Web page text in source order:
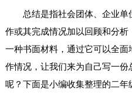
总结是指社会团体、企业
作或其完成情况加以回顾和分
一种书面材料，通过它可以全
作情况，让我们来为自己写一
呢？下面是小编收集整理的二